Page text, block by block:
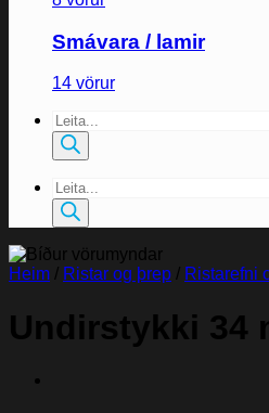
Smávara / lamir
14 vörur
Products
search
Products
search
Heim / Ristar og þrep / Ristarefni
Undirstykki 34